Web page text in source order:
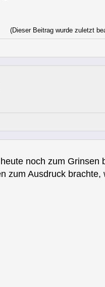
(Dieser Beitrag wurde zuletzt
noch zum Grinsen
zum Ausdruck brachte,